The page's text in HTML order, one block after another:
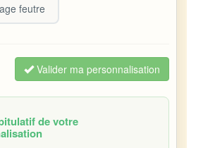
feutre
Valider ma personnalisation
de votre